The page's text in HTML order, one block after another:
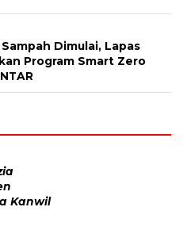
Dimulai, Lapas
Program Smart Zero
Kanwil